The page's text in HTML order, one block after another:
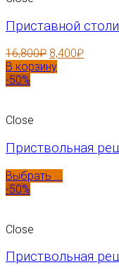
Приставной
16,800₽ 8,400₽
В корзину
-50%
Close
Приствольная
Выбрать ...
-50%
Close
Приствольная